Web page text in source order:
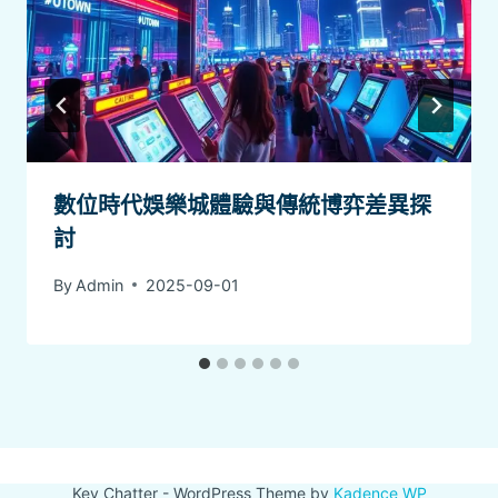
數位時代娛樂城體驗與傳統博弈差異探
討
By Admin 2025-09-01
Key Chatter - WordPress Theme by Kadence WP